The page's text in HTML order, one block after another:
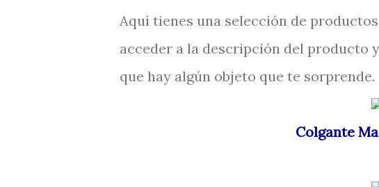
Aquí tienes una selección de
acceder a la descripción del producto
que hay algún objeto que te sorprende.
Colgante